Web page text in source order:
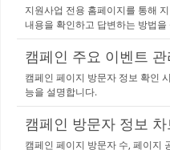
지원사업 전용 홈페이지를 통해
내용을 확인하고 답변하는 방법을
캠페인 주요 이벤트
캠페인 페이지 방문자 정보 확인
능을 설명합니다.
캠페인 방문자 정보
캠페인 페이지 방문자 수, 페이지